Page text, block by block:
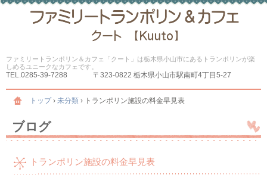
ファミリートランポリン＆カフェ「クート」は栃木県小山市にあるトランポリンが楽
しめるユニークなカフェです。
TEL.0285-39-7288 〒323-0822 栃木県小山市駅南町4丁目5-27
トップ› 未分類 › トランポリン施設の料金早見表
ブログ
トランポリン施設の料金早見表